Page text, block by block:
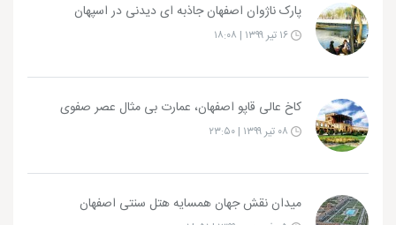
پارک ناژوان اصفهان جاذبه ای دیدنی در اسپهان
کاخ عالی قاپو اصفهان، عمارت بی مثال عصر صفوی
میدان نقش جهان همسایه هتل سنتی اصفهان